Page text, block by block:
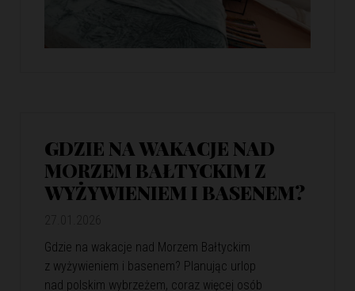
GDZIE NA WAKACJE NAD
MORZEM BAŁTYCKIM Z
WYŻYWIENIEM I BASENEM?
Gdzie na wakacje nad Morzem Bałtyckim
z wyżywieniem i basenem? Planując urlop
nad polskim wybrzeżem, coraz więcej osób